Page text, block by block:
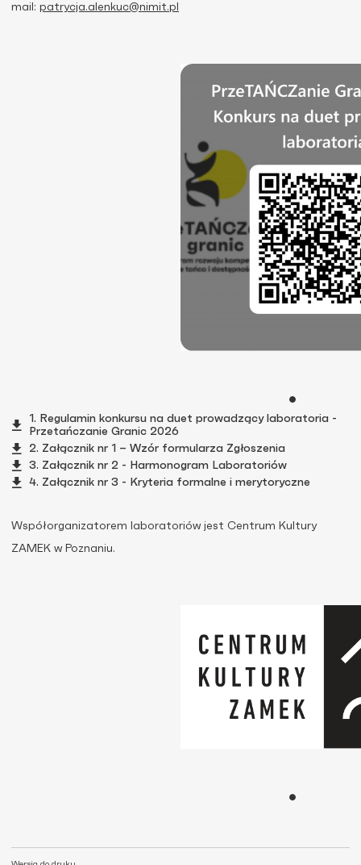
mail: patrycja.alenkuc@nimit.pl
1. Regulamin konkursu na duet prowadzący laboratoria -
Przetańczanie Granic 2026
2. Załącznik nr 1 – Wzór formularza Zgłoszenia
3. Załącznik nr 2 - Harmonogram Laboratoriów
4. Załącznik nr 3 - Kryteria formalne i merytoryczne
Współorganizatorem laboratoriów jest Centrum Kultury
ZAMEK w Poznaniu.